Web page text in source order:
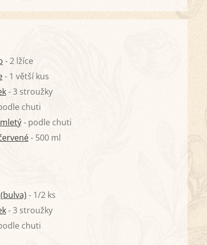
- 2 lžíce
- 1 větší kus
- 3 stroužky
chuti
- podle chuti
- 500 ml
- 1/2 ks
- 3 stroužky
chuti